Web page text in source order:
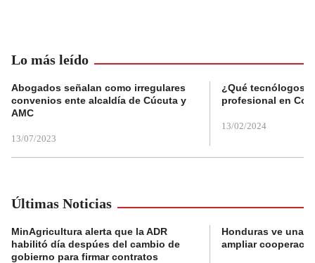
Lo más leído
Abogados señalan como irregulares
convenios ente alcaldía de Cúcuta y
AMC
13/07/2023
¿Qué tecnólogos
profesional en
13/02/2024
Últimas Noticias
MinAgricultura alerta que la ADR
habilitó día despúes del cambio de
gobierno para firmar contratos
Honduras ve una
ampliar